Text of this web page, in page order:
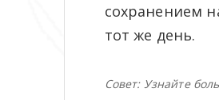
сохранением
тот же день.
Совет: Узнайте